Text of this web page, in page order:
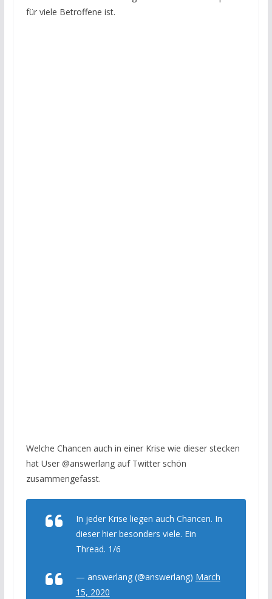
für viele Betroffene ist.
Welche Chancen auch in einer Krise wie dieser stecken
hat User @answerlang auf Twitter schön
zusammengefasst.
In jeder Krise liegen auch Chancen. In
dieser hier besonders viele. Ein
Thread. 1/6
— answerlang (@answerlang) March
15, 2020